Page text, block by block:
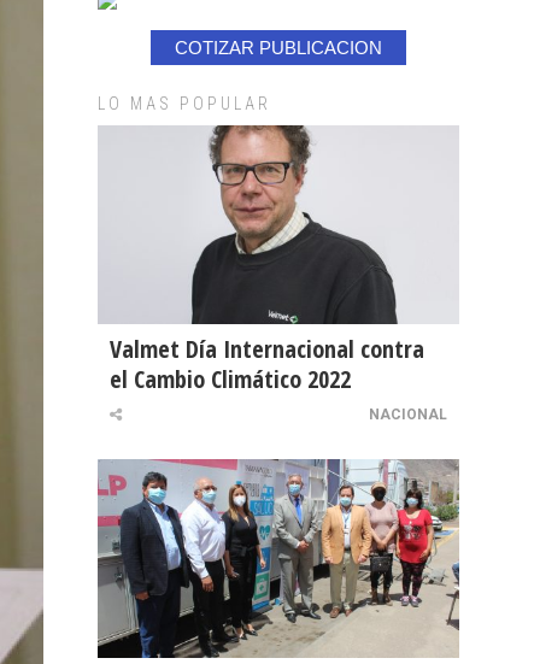
COTIZAR PUBLICACION
LO MAS POPULAR
Valmet Día Internacional contra
el Cambio Climático 2022
NACIONAL